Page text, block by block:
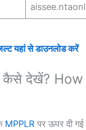
यहां से डाउनलोड करें
कैसे देखें?
MPPLR पर ऊपर दी गई